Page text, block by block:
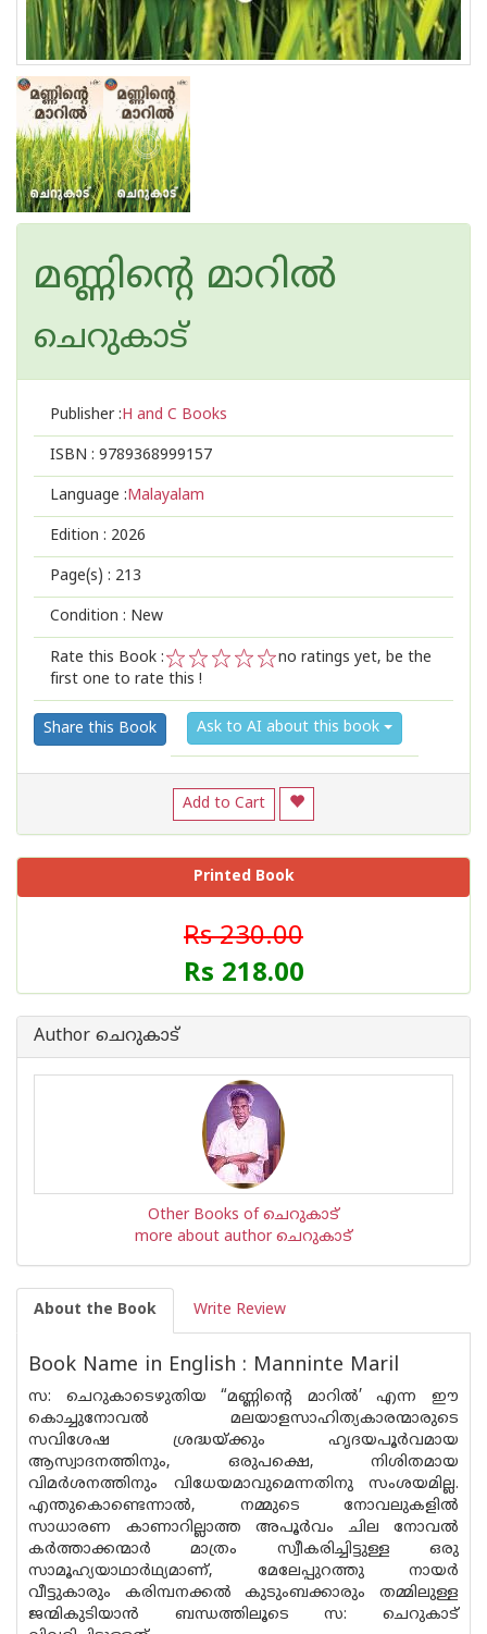
മണ്ണിന്റെ മാറിൽ
ചെറുകാട്
Publisher :H and C Books
ISBN : 9789368999157
Language :Malayalam
Edition : 2026
Page(s) : 213
Condition : New
Rate this Book :
2
1
no ratings yet, be the
first one to rate this !
Share this Book Ask to AI about this book
Add to Cart
Printed Book
Rs 230.00
Rs 218.00
Author ചെറുകാട്
Other Books of ചെറുകാട്
more about author ചെറുകാട്
About the Book Write Review
Book Name in English : Manninte Maril
സ: ചെറുകാടെഴുതിയ “മണ്ണിന്റെ മാറിൽ’ എന്ന ഈ
കൊച്ചുനോവൽ മലയാളസാഹിത്യകാരന്മാരുടെ
സവിശേഷ ശ്രദ്ധയ്ക്കും ഹൃദയപൂർവമായ
ആസ്വാദനത്തിനും, ഒരുപക്ഷെ, നിശിതമായ
വിമർശനത്തിനും വിധേയമാവുമെന്നതിനു സംശയമില്ല.
എന്തുകൊണ്ടെന്നാൽ, നമ്മുടെ നോവലുകളിൽ
സാധാരണ കാണാറില്ലാത്ത അപൂർവം ചില നോവൽ
കർത്താക്കന്മാർ മാത്രം സ്വീകരിച്ചിട്ടുള്ള ഒരു
സാമൂഹ്യയാഥാർഥ്യമാണ്, മേലേപ്പുറത്തു നായർ
വീട്ടുകാരും കരിമ്പനക്കൽ കുടുംബക്കാരും തമ്മിലുള്ള
ജന്മികുടിയാൻ ബന്ധത്തിലൂടെ സ: ചെറുകാട്